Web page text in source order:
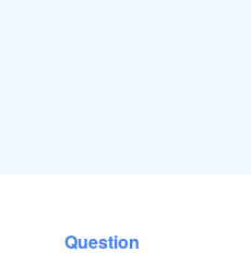
Question